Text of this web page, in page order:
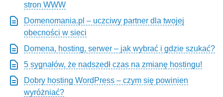
stron WWW
Domenomania.pl – uczciwy partner dla twojej
obecności w sieci
Domena, hosting, serwer – jak wybrać i gdzie szukać?
5 sygnałów, że nadszedł czas na zmianę hostingu!
Dobry hosting WordPress – czym się powinien
wyróżniać?